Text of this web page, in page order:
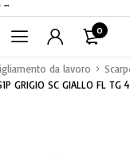
0
da lavoro
GRIGIO SC GIALLO FL TG